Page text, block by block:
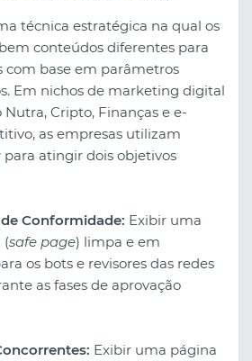
técnica estratégica na qual os
conteúdos diferentes para
com base em parâmetros
Em nichos de marketing digital
Cripto, Finanças e e-
as empresas utilizam
para atingir dois objetivos
Conformidade: Exibir uma
(safe page) limpa e em
os bots e revisores das redes
as fases de aprovação
Exibir uma página